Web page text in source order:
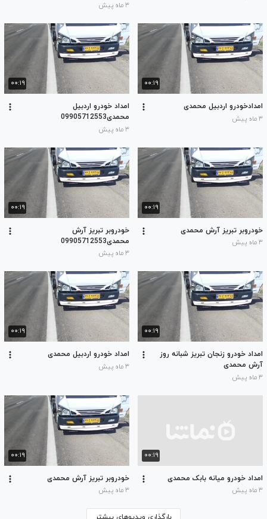
۳ ماه پیش
۰۰:۱۹
امدادخودرو اردبیل محمدی
۳ ماه پیش
۰۰:۱۹
امداد خودرو اردبیل
محمدی09905712553
۳ ماه پیش
۰۰:۱۹
خودروبر تبریز آرش محمدی
۳ ماه پیش
۰۰:۱۹
خودروبر تبریز آرش
محمدی09905712553
۳ ماه پیش
۰۰:۱۹
امداد خودرو زنجان تبریز شبانه روز
آرش محمدی
۳ ماه پیش
۰۰:۱۹
امداد خودرو اردبیل محمدی
۳ ماه پیش
۰۰:۱۹
امداد خودرو میانه بابک محمدی
۳ ماه پیش
۰۰:۱۹
خودروبر تبریز آرش محمدی
۳ ماه پیش